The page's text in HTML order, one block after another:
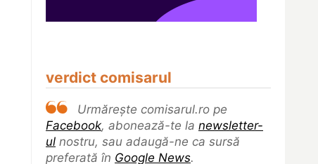
verdict comisarul
Urmărește comisarul.ro pe
Facebook, abonează-te la newsletter-
ul nostru, sau adaugă-ne ca sursă
preferată în Google News.